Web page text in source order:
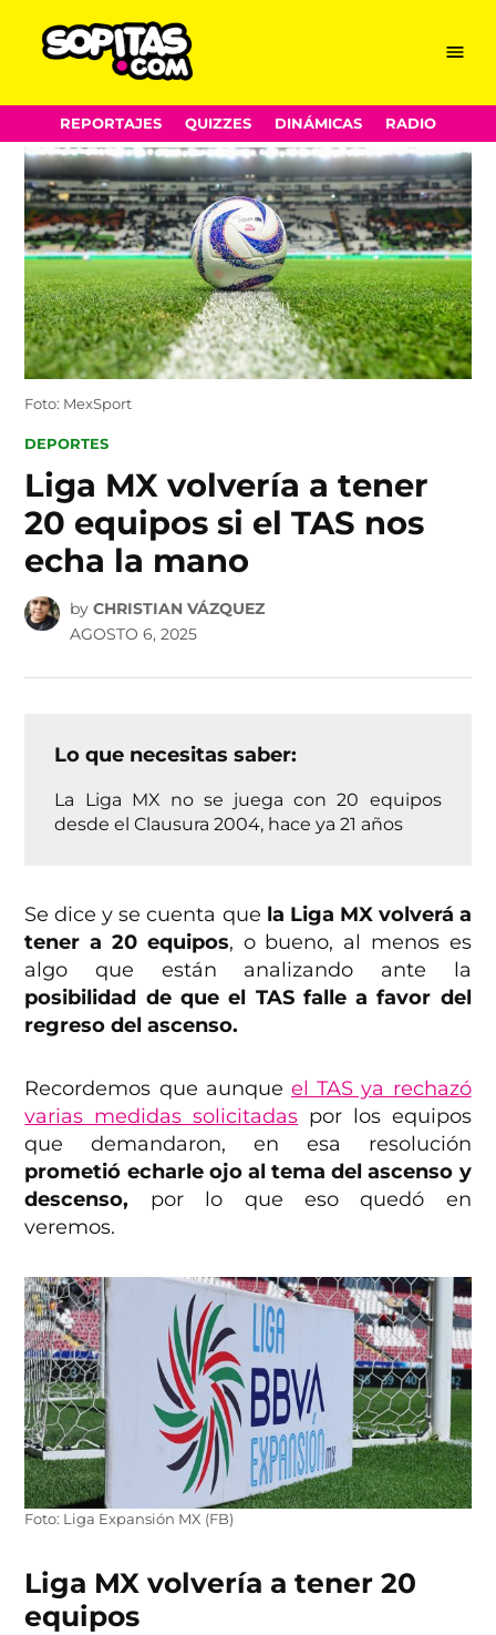
Skip
to
content
Menu
REPORTAJES QUIZZES DINÁMICAS RADIO
Foto: MexSport
POSTED
DEPORTES
Liga MX volvería a tener
20 equipos si el TAS nos
echa la mano
by CHRISTIAN VÁZQUEZ
AGOSTO 6, 2025
Lo que necesitas saber:
La Liga MX no se juega con 20 equipos
desde el Clausura 2004, hace ya 21 años
Se dice y se cuenta que la Liga MX volverá a
tener a 20 equipos, o bueno, al menos es
algo que están analizando ante la
posibilidad de que el TAS falle a favor del
regreso del ascenso.
Recordemos que aunque el TAS ya rechazó
varias medidas solicitadas por los equipos
que demandaron, en esa resolución
prometió echarle ojo al tema del ascenso y
descenso, por lo que eso quedó en
veremos.
Foto: Liga Expansión MX (FB)
Liga MX volvería a tener 20
equipos